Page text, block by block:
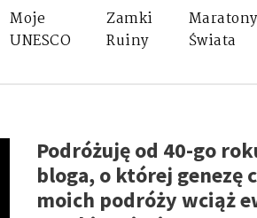
Moje
UNESCO
Zamki
Ruiny
Maratony
Świata
Podróżuję od 40-go
bloga, o której
moich podróży wciąż